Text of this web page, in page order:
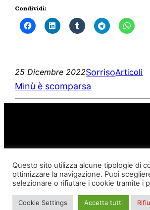
Condividi:
25 Dicembre 2022SorrisoArticoli
Minù è scomparsa
Istanti Proudly
Questo sito utilizza alcune tipologie di
ottimizzare la navigazione. Puoi
selezionare o rifiutare i cookie tramite i
Cookie Settings Accetta tutti